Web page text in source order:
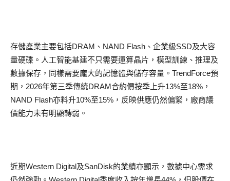
存儲產業主要包括DRAM、NAND Flash、企業級SSD及大容
量硬碟。人工智能基建不只需要運算晶片，模型訓練、推理及
數據保存，同樣需要龐大的記憶體與儲存容量。TrendForce預
期，2026年第三季傳統DRAM合約價按季上升13%至18%，
NAND Flash亦料升10%至15%，反映供應仍然偏緊，廠商議
價能力未有明顯轉弱。
近期Western Digital及SanDisk的業績亦顯示，數據中心需求